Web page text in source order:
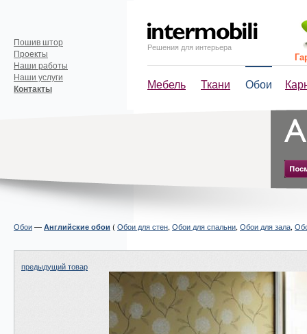
Решения для интерьера
Мебель Ткани Обои
Пошив штор
Проекты
Наши работы
Наши услуги
Контакты
Обои— Английские обои ( Обои для стен, Обои для спальни, Обои для зала,
предыдущий товар